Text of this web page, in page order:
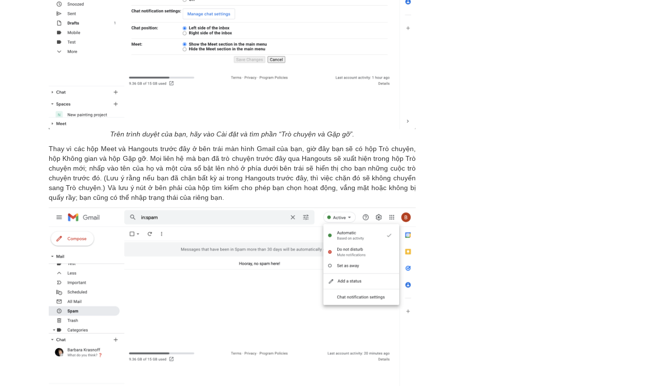
Trên trình duyệt của bạn, hãy vào Cài đặt và tìm phần “Trò chuyện và Gặp gỡ”.
Thay vì các hộp Meet và Hangouts trước đây ở bên trái màn hình Gmail của bạn, giờ đây bạn sẽ có hộp Trò chuyện,
hộp Không gian và hộp Gặp gỡ. Mọi liên hệ mà bạn đã trò chuyện trước đây qua Hangouts sẽ xuất hiện trong hộp Trò
chuyện mới; nhấp vào tên của họ và một cửa sổ bật lên nhỏ ở phía dưới bên trái sẽ hiển thị cho bạn những cuộc trò
chuyện trước đó. (Lưu ý rằng nếu bạn đã chặn bất kỳ ai trong Hangouts trước đây, thì việc chặn đó sẽ không chuyển
sang Trò chuyện.) Và lưu ý nút ở bên phải của hộp tìm kiếm cho phép bạn chọn hoạt động, vắng mặt hoặc không bị
quấy rầy; bạn cũng có thể nhập trạng thái của riêng bạn.